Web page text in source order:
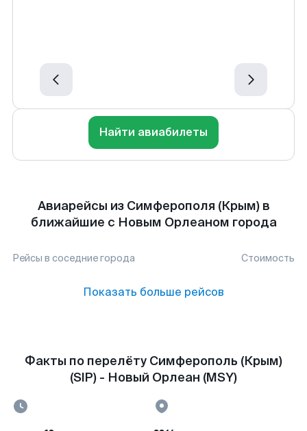
Найти авиабилеты
Авиарейсы из Симферополя (Крым) в
ближайшие с Новым Орлеаном города
Рейсы в соседние города Стоимость
Показать больше рейсов
Факты по перелёту Симферополь (Крым)
(SIP) - Новый Орлеан (MSY)